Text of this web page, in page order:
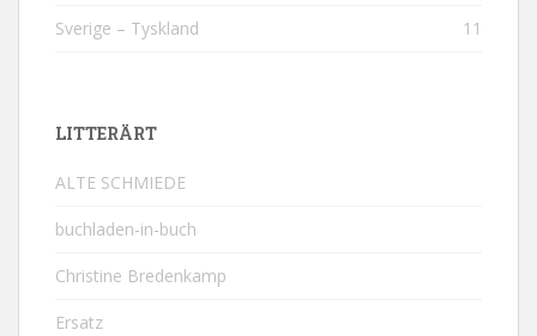
Sverige – Tyskland 11
LITTERÄRT
ALTE SCHMIEDE
buchladen-in-buch
Christine Bredenkamp
Ersatz